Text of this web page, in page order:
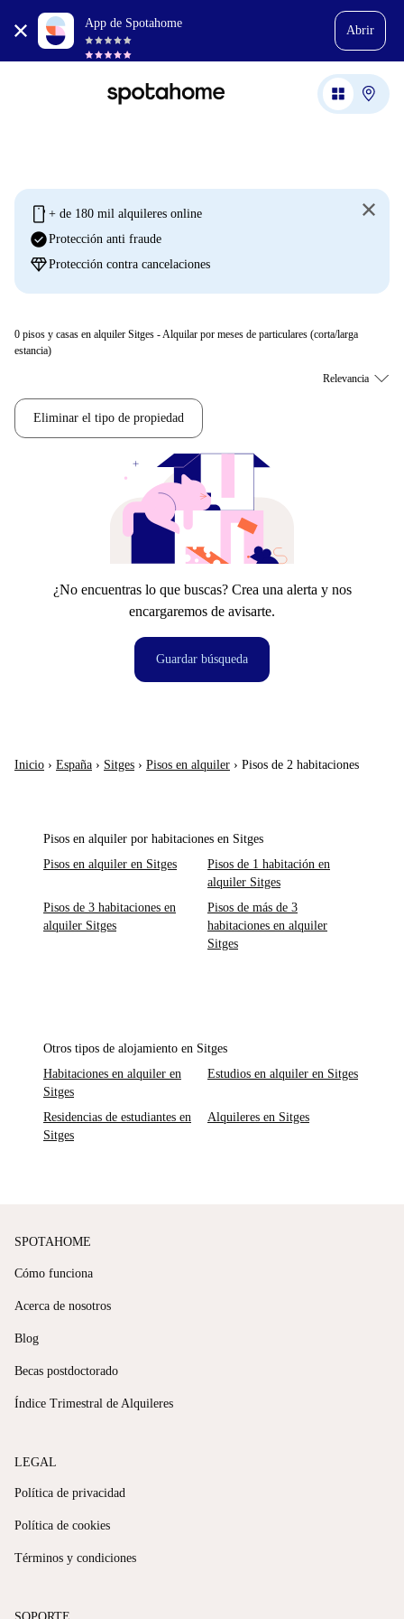
App de Spotahome
Abrir
mobile + de 180 mil alquileres online
check_circleProtección anti fraude
diamondProtección contra cancelaciones
0 pisos y casas en alquiler Sitges - Alquilar por meses de particulares (corta/larga
estancia)
Eliminar el tipo de propiedad
¿No encuentras lo que buscas? Crea una alerta y nos
encargaremos de avisarte.
Guardar búsqueda
Inicio › España › Sitges › Pisos en alquiler › Pisos de 2 habitaciones
Pisos en alquiler por habitaciones en Sitges
Pisos en alquiler en Sitges
Pisos de 1 habitación en
alquiler Sitges
Pisos de 3 habitaciones en
alquiler Sitges
Pisos de más de 3
habitaciones en alquiler
Sitges
Otros tipos de alojamiento en Sitges
Habitaciones en alquiler en
Sitges
Estudios en alquiler en Sitges
Residencias de estudiantes en
Sitges
Alquileres en Sitges
SPOTAHOME
Cómo funciona
Acerca de nosotros
Blog
Becas postdoctorado
Índice Trimestral de Alquileres
LEGAL
Política de privacidad
Política de cookies
Términos y condiciones